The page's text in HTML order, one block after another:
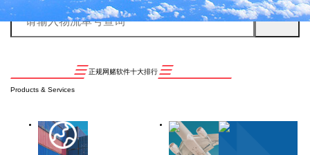
正规网赌软件十大排行
Products & Services